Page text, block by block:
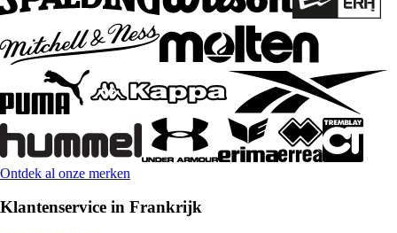
Ontdek al onze merken
Klantenservice in Frankrijk